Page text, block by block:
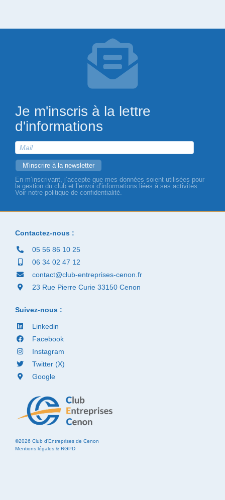
Je m'inscris à la lettre
d'informations
En m’inscrivant, j’accepte que mes données soient utilisées pour
la gestion du club et l’envoi d’informations liées à ses activités.
Voir notre politique de confidentialité.
©2026 Club d'Entreprises de Cenon
Mentions légales & RGPD
Contactez-nous :
05 56 86 10 25
06 34 02 47 12
contact@club-entreprises-cenon.fr
23 Rue Pierre Curie 33150 Cenon
Suivez-nous :
Linkedin
Facebook
Instagram
Twitter (X)
Google